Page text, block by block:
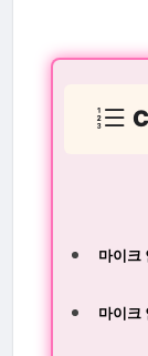
마이크
마이크